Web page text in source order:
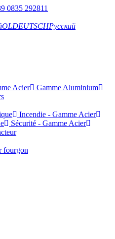
0835 292811
DEUTSCHРусский
Acier
Gamme Aluminium
Incendie - Gamme Acier
Sécurité - Gamme Acier
fourgon